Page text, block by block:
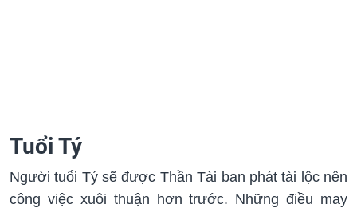
Tuổi Tý
Người tuổi Tý sẽ được Thần Tài ban phát tài lộc nên
công việc xuôi thuận hơn trước. Những điều may